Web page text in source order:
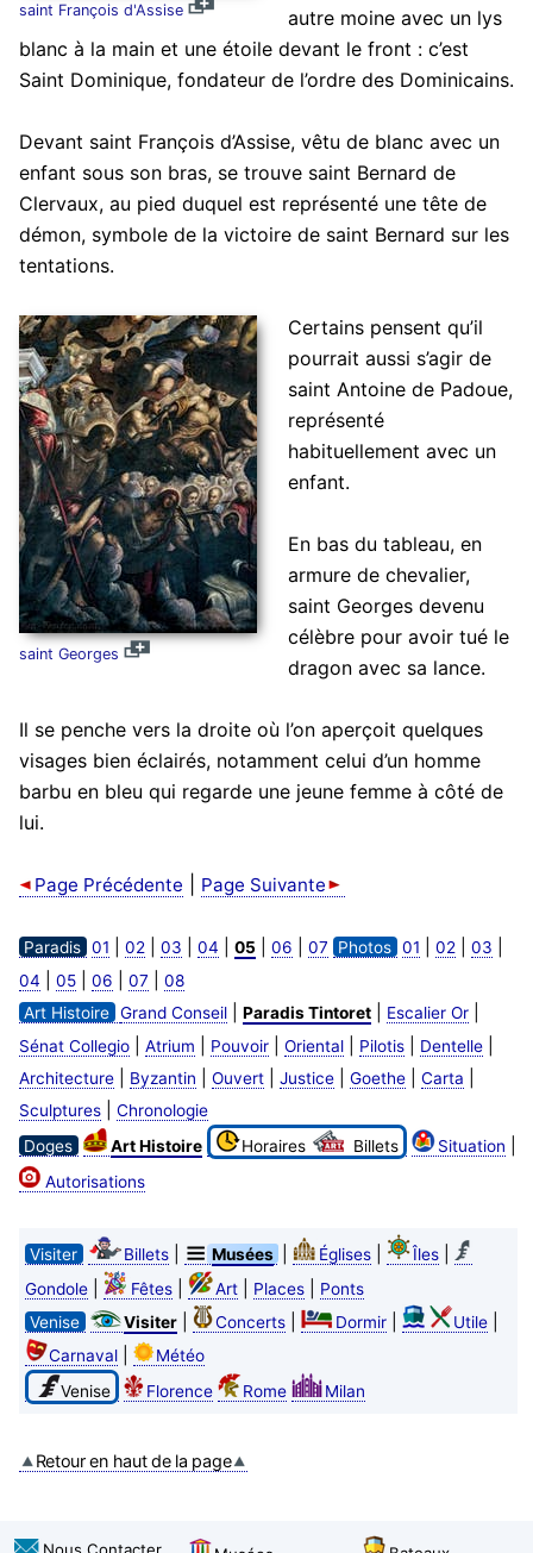
saint François d'Assise
autre moine avec un lys
blanc à la main et une étoile devant le front : c’est
Saint Dominique, fondateur de l’ordre des Dominicains.
Devant saint François d’Assise, vêtu de blanc avec un
enfant sous son bras, se trouve saint Bernard de
Clervaux, au pied duquel est représenté une tête de
démon, symbole de la victoire de saint Bernard sur les
tentations.
saint Georges
Certains pensent qu’il
pourrait aussi s’agir de
saint Antoine de Padoue,
représenté
habituellement avec un
enfant.
En bas du tableau, en
armure de chevalier,
saint Georges devenu
célèbre pour avoir tué le
dragon avec sa lance.
Il se penche vers la droite où l’on aperçoit quelques
visages bien éclairés, notamment celui d’un homme
barbu en bleu qui regarde une jeune femme à côté de
lui.
Page Précédente Page Suivante
Paradis 01 02 03 04 05 06 07 Photos 01 02 03
04 05| 06 07
08
Art Histoire Grand Conseil| Paradis Tintoret| Escalier Or|
Sénat Collegio| Atrium Pouvoir| Oriental| Pilotis| Dentelle|
Architecture| Byzantin Ouvert| Justice| Goethe| Carta
Sculptures| Chronologie
Doges
Art Histoire Horaires Billets Situation
Autorisations
Visiter Billets| Musées Églises| Îles|
Gondole| Fêtes| Art| Places|
Ponts
Venise
Visiter| Concerts| Dormir| Utile|
Carnaval|
Météo
Venise
Florence Rome Milan
Retour en haut de la page